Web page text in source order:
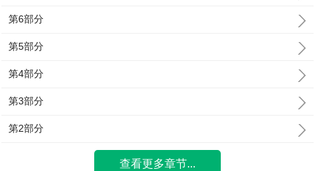
第6部分
第5部分
第4部分
第3部分
第2部分
查看更多章节...